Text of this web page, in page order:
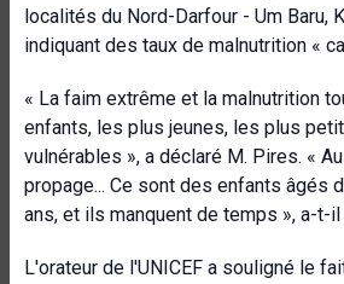
localités du Nord-Darfour - Um Baru,
indiquant des taux de malnutrition «
« La faim extrême et la malnutrition
enfants, les plus jeunes, les plus
vulnérables », a déclaré M. Pires. «
propage... Ce sont des enfants âgés
ans, et ils manquent de temps », a-t-
L'orateur de l'UNICEF a souligné le